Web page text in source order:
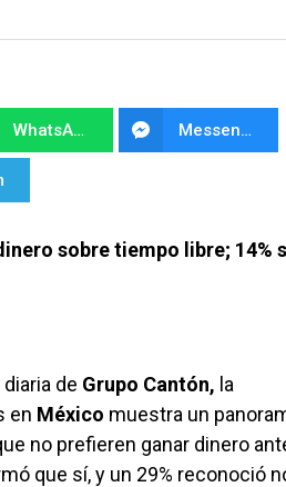
WhatsApp Messenger
sobre tiempo libre; 14%
de Grupo Cantón, la
en México muestra un
no prefieren ganar dinero
que sí, y un 29% reconoció